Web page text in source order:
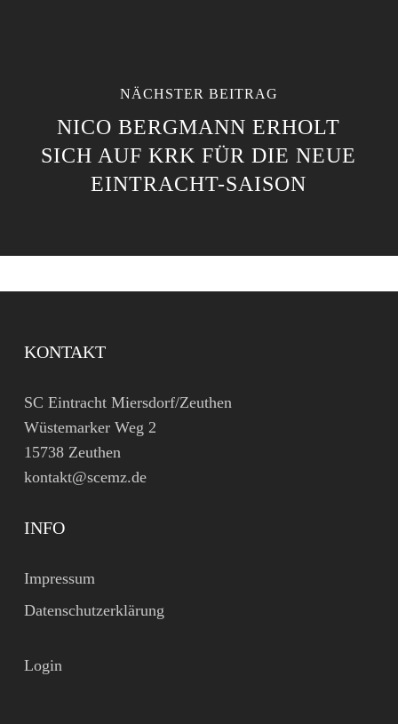
NÄCHSTER BEITRAG
NICO BERGMANN ERHOLT
SICH AUF KRK FÜR DIE NEUE
EINTRACHT-SAISON
KONTAKT
SC Eintracht Miersdorf/Zeuthen
Wüstemarker Weg 2
15738 Zeuthen
kontakt@scemz.de
INFO
Impressum
Datenschutzerklärung
Login